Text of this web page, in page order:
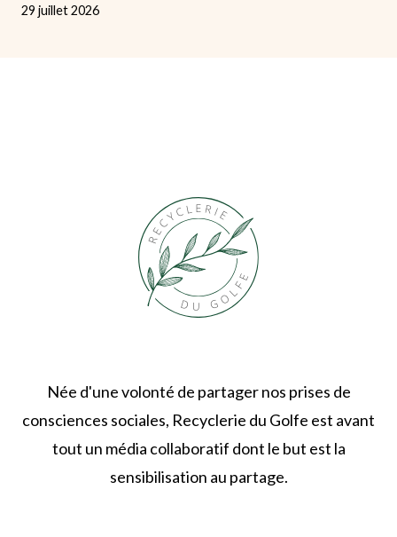
29 juillet 2026
Née d'une volonté de partager nos prises de
consciences sociales, Recyclerie du Golfe est avant
tout un média collaboratif dont le but est la
sensibilisation au partage.